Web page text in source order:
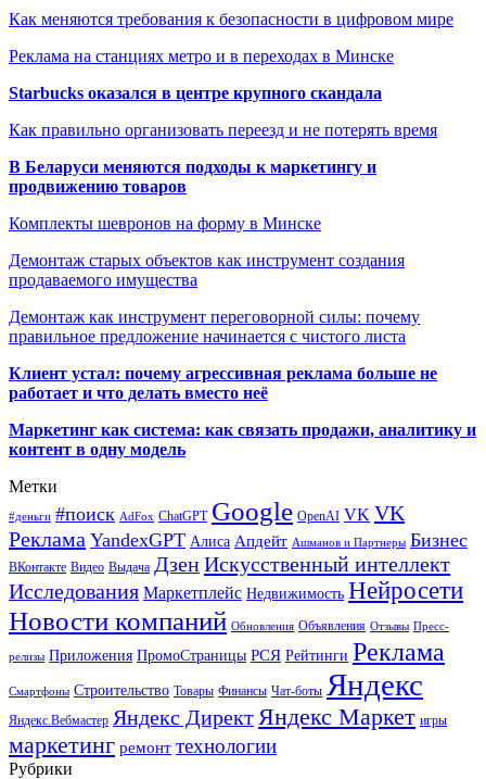
Как меняются требования к безопасности в цифровом мире
Реклама на станциях метро и в переходах в Минске
Starbucks оказался в центре крупного скандала
Как правильно организовать переезд и не потерять время
В Беларуси меняются подходы к маркетингу и
продвижению товаров
Комплекты шевронов на форму в Минске
Демонтаж старых объектов как инструмент создания
продаваемого имущества
Демонтаж как инструмент переговорной силы: почему
правильное предложение начинается с чистого листа
Клиент устал: почему агрессивная реклама больше не
работает и что делать вместо неё
Маркетинг как система: как связать продажи, аналитику и
контент в одну модель
Метки
#деньги #поиск AdFox ChatGPT Google OpenAI VK VK
Реклама YandexGPT Алиса Апдейт Ашманов и Партнеры Бизнес
ВКонтакте Видео Выдача ДзенИскусственный интеллект
Исследования Маркетплейс Недвижимость Нейросети
Новости компаний Обновления Объявления Отзывы Пресс-
релизы Приложения ПромоСтраницы РСЯ Рейтинги Реклама
Смартфоны Строительство Товары Финансы Чат-боты Яндекс
Яндекс.Вебмастер Яндекс Директ Яндекс Маркет игры
маркетинг ремонт технологии
Рубрики